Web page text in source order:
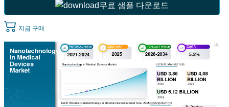
무료 샘플 다운로드
지금 구매